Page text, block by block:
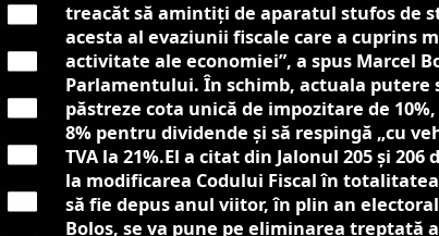
treacăt să amintiţi de aparatul stufos de
acesta al evaziunii fiscale care a cuprins
activitate ale economiei”, a spus Marcel
Parlamentului. În schimb, actuala putere
păstreze cota unică de impozitare de
8% pentru dividende și să respingă „cu
TVA la 21%.El a citat din Jalonul 205 și 206
la modificarea Codului Fiscal în
să fie depus anul viitor, în plin an
Boloș, se va pune pe eliminarea treptată